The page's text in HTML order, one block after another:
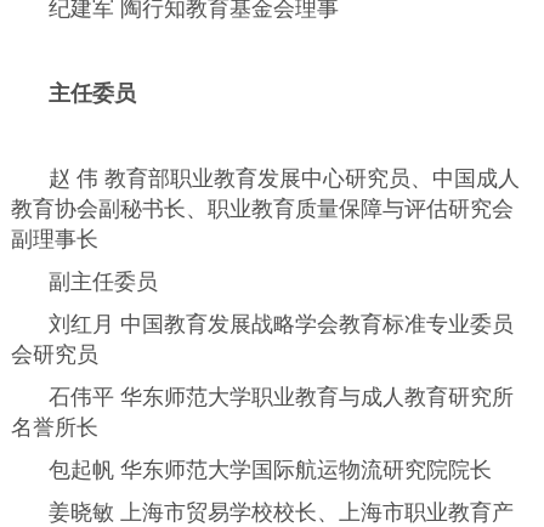
纪建军 陶行知教育基金会理事
主任委员
赵 伟 教育部职业教育发展中心研究员、中国成人
教育协会副秘书长、职业教育质量保障与评估研究会
副理事长
副主任委员
刘红月 中国教育发展战略学会教育标准专业委员
会研究员
石伟平 华东师范大学职业教育与成人教育研究所
名誉所长
包起帆 华东师范大学国际航运物流研究院院长
姜晓敏 上海市贸易学校校长、上海市职业教育产